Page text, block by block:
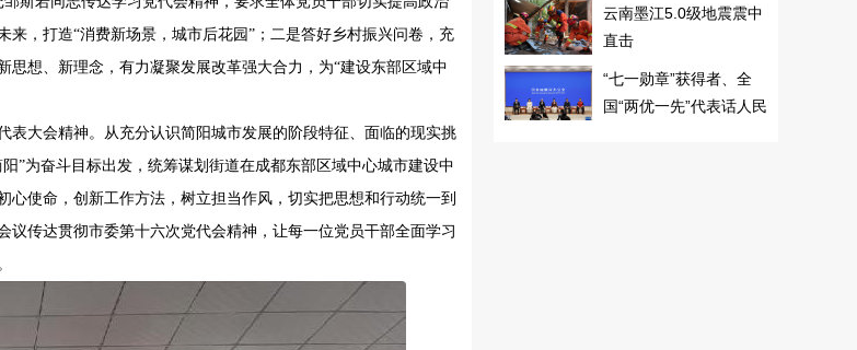
云南墨江5.0级地震震中
直击
“七一勋章”获得者、全
国“两优一先”代表话人民
，打造“消费新场景，城市后花园”；二是答好乡村振兴问卷，充
想、新理念，有力凝聚发展改革强大合力，为“建设东部区域中
大会精神。从充分认识简阳城市发展的阶段特征、面临的现实挑
”为奋斗目标出发，统筹谋划街道在成都东部区域中心城市建设中
使命，创新工作方法，树立担当作风，切实把思想和行动统一到
传达贯彻市委第十六次党代会精神，让每一位党员干部全面学习